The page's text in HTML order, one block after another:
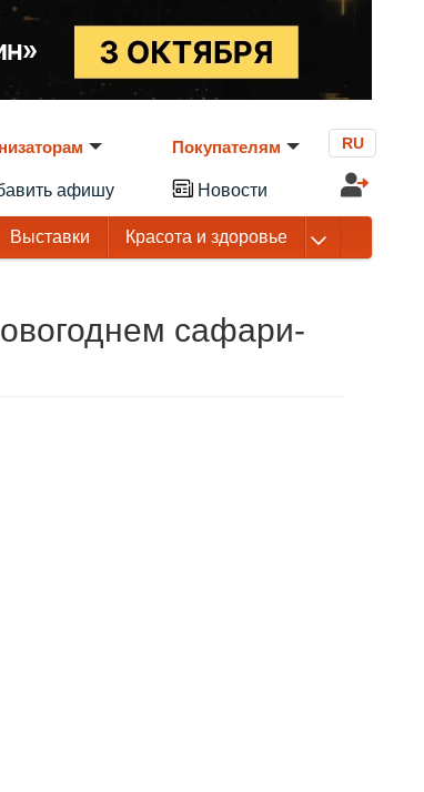
афишу
Покупателям
Новости
RU
Выставки Красота и здоровье
сафари-